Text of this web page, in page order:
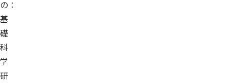
の：
基
礎
科
学
研